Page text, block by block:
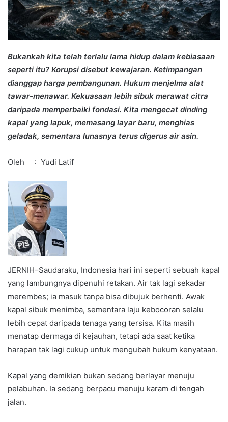
Bukankah kita telah terlalu lama hidup dalam kebiasaan
seperti itu? Korupsi disebut kewajaran. Ketimpangan
dianggap harga pembangunan. Hukum menjelma alat
tawar-menawar. Kekuasaan lebih sibuk merawat citra
daripada memperbaiki fondasi. Kita mengecat dinding
kapal yang lapuk, memasang layar baru, menghias
geladak, sementara lunasnya terus digerus air asin.
Oleh : Yudi Latif
JERNIH–Saudaraku, Indonesia hari ini seperti sebuah kapal
yang lambungnya dipenuhi retakan. Air tak lagi sekadar
merembes; ia masuk tanpa bisa dibujuk berhenti. Awak
kapal sibuk menimba, sementara laju kebocoran selalu
lebih cepat daripada tenaga yang tersisa. Kita masih
menatap dermaga di kejauhan, tetapi ada saat ketika
harapan tak lagi cukup untuk mengubah hukum kenyataan.
Kapal yang demikian bukan sedang berlayar menuju
pelabuhan. Ia sedang berpacu menuju karam di tengah
jalan.